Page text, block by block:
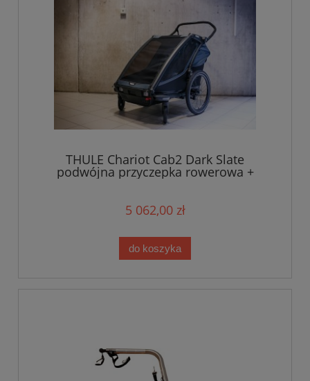
THULE Chariot Cab2 Dark Slate
podwójna przyczepka rowerowa +
wkładka z wełny merino Simple Wool
5 062,00 zł
do koszyka